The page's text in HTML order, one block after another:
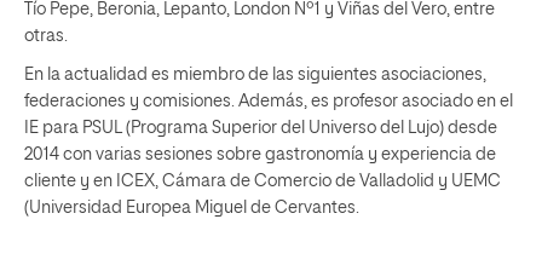
Tío Pepe, Beronia, Lepanto, London Nº1 y Viñas del Vero, entre
otras.
En la actualidad es miembro de las siguientes asociaciones,
federaciones y comisiones. Además, es profesor asociado en el
IE para PSUL (Programa Superior del Universo del Lujo) desde
2014 con varias sesiones sobre gastronomía y experiencia de
cliente y en ICEX, Cámara de Comercio de Valladolid y UEMC
(Universidad Europea Miguel de Cervantes.